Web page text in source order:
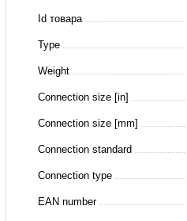
5/8""Id товара
Type
Weight
Connection size [in]
Connection size [mm]
Connection standard
Connection type
EAN number